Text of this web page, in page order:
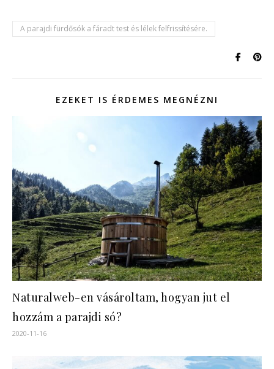
A parajdi fürdősók a fáradt test és lélek felfrissítésére.
EZEKET IS ÉRDEMES MEGNÉZNI
Naturalweb-en vásároltam, hogyan jut el
hozzám a parajdi só?
2020-11-16